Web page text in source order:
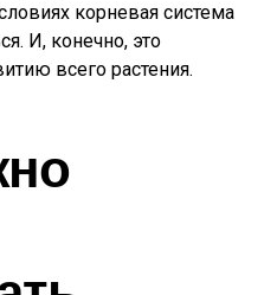
корневая система
И, конечно, это
всего растения.